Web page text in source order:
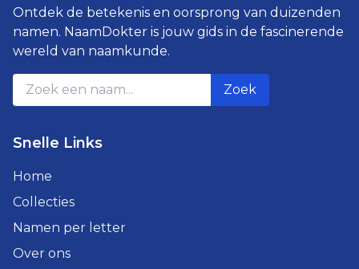
Ontdek de betekenis en oorsprong van duizenden
namen. NaamDokter is jouw gids in de fascinerende
wereld van naamkunde.
Zoek
Snelle Links
Home
Collecties
Namen per letter
Over ons